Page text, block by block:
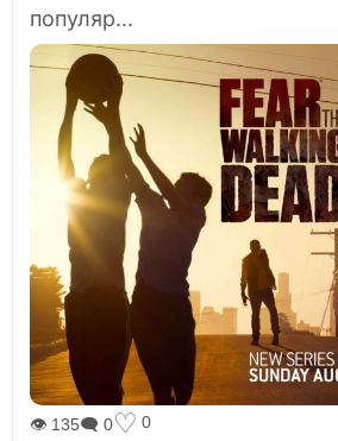
популяр...
👁 135🗨 0♡ 0